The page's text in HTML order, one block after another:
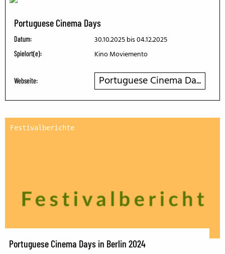
Portuguese Cinema Days
Datum: 30.10.2025bis 04.12.2025
Spielort(e): Kino Moviemento
Webseite: Portuguese Cinema Da...
Festivalberichte
Portuguese Cinema Days in Berlin 2024